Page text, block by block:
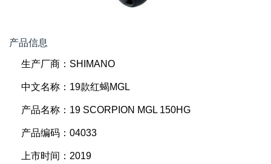
产品信息
生产厂商：SHIMANO
中文名称：19款红蝎MGL
产品名称：19 SCORPION MGL 150HG
产品编码：04033
上市时间：2019